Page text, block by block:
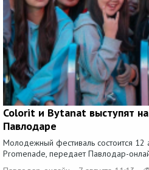
Colorit и Bytanat выступят на
Павлодаре
Молодежный фестиваль состоится 12
Promenade, передает Павлодар-